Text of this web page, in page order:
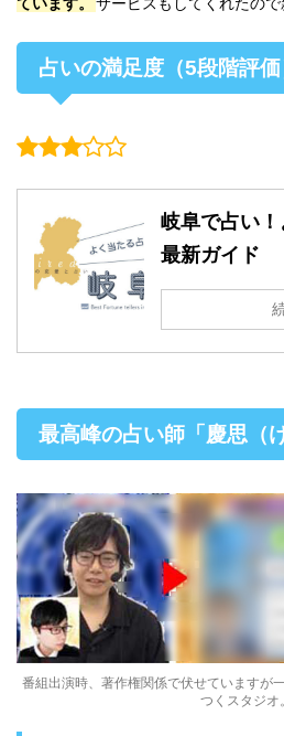
ています。 サービスもしてくれたので
占いの満足度（5段階評価
岐阜で占い
最新ガイド
最高峰の占い師「慶思（
番組出演時、著作権関係で伏せていますが
つくスタジオ。